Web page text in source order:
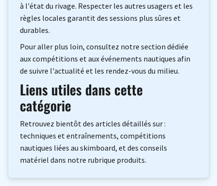
à l'état du rivage. Respecter les autres usagers et les
règles locales garantit des sessions plus sûres et
durables.
Pour aller plus loin, consultez notre section dédiée
aux compétitions et aux événements nautiques afin
de suivre l'actualité et les rendez-vous du milieu.
Liens utiles dans cette
catégorie
Retrouvez bientôt des articles détaillés sur :
techniques et entraînements, compétitions
nautiques liées au skimboard, et des conseils
matériel dans notre rubrique produits.